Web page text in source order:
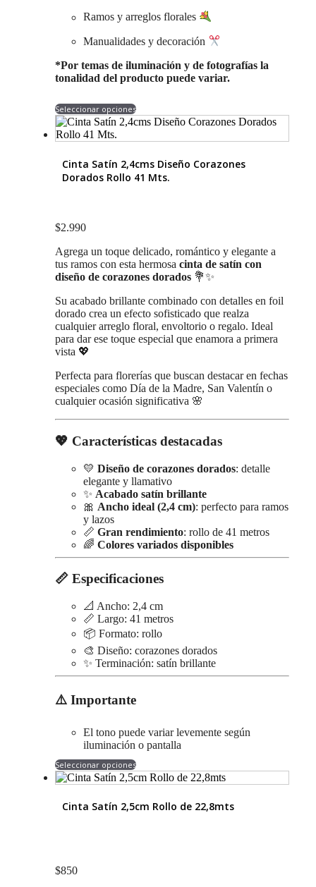
Ramos y arreglos florales
Manualidades y decoración
*Por temas de iluminación y de fotografías la
tonalidad del producto puede variar.
Seleccionar opcionesproducto
tiene
múltiples
Las
opciones
página
de
producto
Cinta Satín 2,4cms Diseño Corazones
Dorados Rollo 41 Mts.
$2.990
Agrega un toque delicado, romántico y elegante a
tus ramos con esta hermosa cinta de satín con
diseño de corazones dorados 💐✨
Su acabado brillante combinado con detalles en foil
dorado crea un efecto sofisticado que realza
cualquier arreglo floral, envoltorio o regalo. Ideal
para dar ese toque especial que enamora a primera
vista 💖
Perfecta para florerías que buscan destacar en fechas
especiales como Día de la Madre, San Valentín o
cualquier ocasión significativa 🌸
💖 Características destacadas
💛 Diseño de corazones dorados: detalle
elegante y llamativo
✨ Acabado satín brillante
🎀 Ancho ideal (2,4 cm): perfecto para ramos
y lazos
📏 Gran rendimiento: rollo de 41 metros
🌈 Colores variados disponibles
📏 Especificaciones
📐 Ancho: 2,4 cm
📏 Largo: 41 metros
📦 Formato: rollo
🎨 Diseño: corazones dorados
✨ Terminación: satín brillante
⚠️ Importante
El tono puede variar levemente según
iluminación o pantalla
Seleccionar opcionesproducto
tiene
variantes.
Cinta Satín 2,5cm Rollo de 22,8mts
$850